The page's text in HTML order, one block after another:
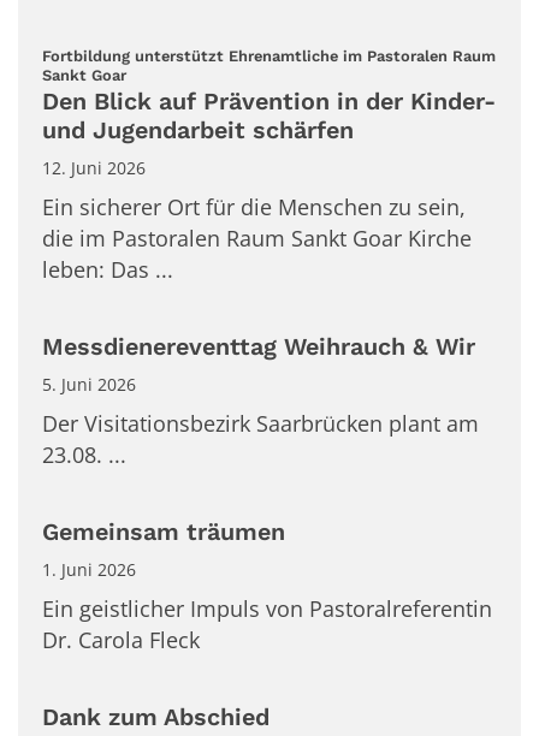
Fortbildung unterstützt Ehrenamtliche im Pastoralen Raum
Sankt Goar
Den Blick auf Prävention in der Kinder-
und Jugendarbeit schärfen
12. Juni 2026
Ein sicherer Ort für die Menschen zu sein,
die im Pastoralen Raum Sankt Goar Kirche
leben: Das ...
Messdienereventtag Weihrauch & Wir
5. Juni 2026
Der Visitationsbezirk Saarbrücken plant am
23.08. ...
Gemeinsam träumen
1. Juni 2026
Ein geistlicher Impuls von Pastoralreferentin
Dr. Carola Fleck
Dank zum Abschied